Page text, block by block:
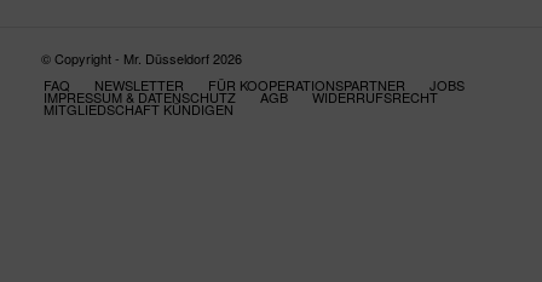
© Copyright - Mr. Düsseldorf 2026
FAQ
NEWSLETTER FÜR KOOPERATIONSPARTNER JOBS
IMPRESSUM & DATENSCHUTZ AGB WIDERRUFSRECHT
MITGLIEDSCHAFT KÜNDIGEN